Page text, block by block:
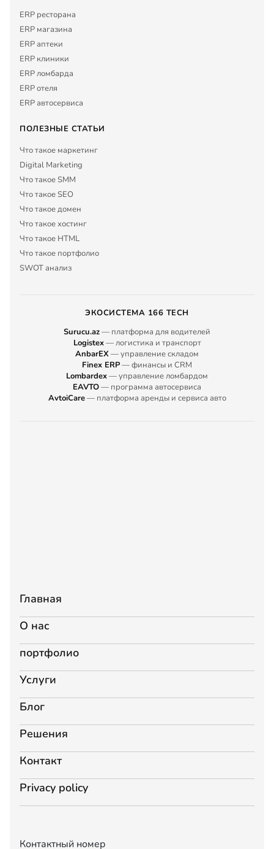
ERP ресторана
ERP магазина
ERP аптеки
ERP клиники
ERP ломбарда
ERP отеля
ERP автосервиса
ПОЛЕЗНЫЕ СТАТЬИ
Что такое маркетинг
Digital Marketing
Что такое SMM
Что такое SEO
Что такое домен
Что такое хостинг
Что такое HTML
Что такое портфолио
SWOT анализ
ЭКОСИСТЕМА 166 TECH
Surucu.az— платформа для водителей
Logistex— логистика и транспорт
AnbarEX — управление складом
Finex ERP— финансы и CRM
Lombardex— управление ломбардом
EAVTO— программа автосервиса
AvtoiCare— платформа аренды и сервиса авто
Главная
О нас
портфолио
Услуги
Блог
Решения
Контакт
Privacy policy
Контактный номер